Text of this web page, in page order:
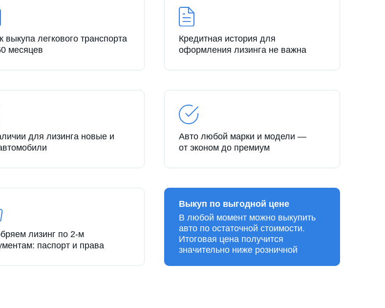
выкупа легкового транспорта
месяцев
Кредитная история для
оформления лизинга не важна
для лизинга новые и
Авто любой марки и модели —
от эконом до премиум
лизинг по 2-м
паспорт и права
В любой момент можно выкупить
авто по остаточной стоимости.
Итоговая цена получится
значительно ниже розничной
Выкуп по выгодной цене